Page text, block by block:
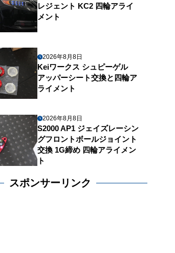
レジェント KC2 四輪アライ
メント
2026年8月8日
Keiワークス シュピーゲル
アッパーシート交換と四輪ア
ライメント
2026年8月8日
S2000 AP1 ジェイズレーシン
グフロントボールジョイント
交換 1G締め 四輪アライメン
ト
スポンサーリンク